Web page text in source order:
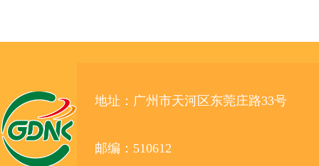
地址：广州市天河区东莞庄路33号
邮编：510612